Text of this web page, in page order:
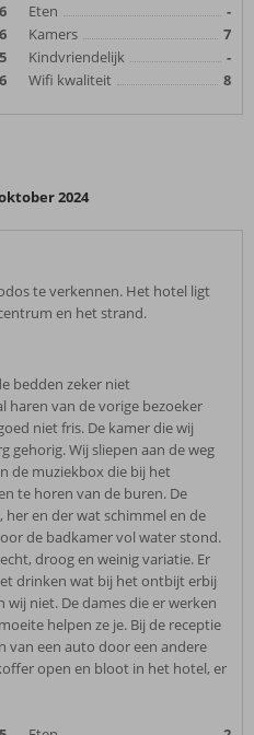
6
6
5
6
Eten
-
Kamers
7
Kindvriendelijk
-
Wifi kwaliteit
8
2024
te verkennen. Het hotel ligt
en het strand.
bedden zeker niet
haren van de vorige bezoeker
niet fris. De kamer die wij
gehorig. Wij sliepen aan de weg
de muziekbox die bij het
te horen van de buren. De
en der wat schimmel en de
de badkamer vol water stond.
droog en weinig variatie. Er
drinken wat bij het ontbijt erbij
niet. De dames die er werken
helpen ze je. Bij de receptie
van een auto door een andere
open en bloot in het hotel, er